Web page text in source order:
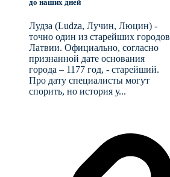
до наших дней
Лудза (Ludza, Лучин, Люцин) -
точно один из старейших городов
Латвии. Официально, согласно
признанной дате основания
города – 1177 год, - старейший.
Про дату специалисты могут
спорить, но история у...